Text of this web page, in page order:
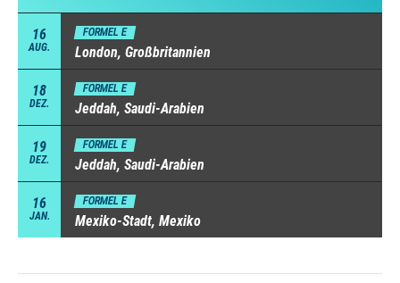
16
AUG.
FORMEL E
London, Großbritannien
18
DEZ.
FORMEL E
Jeddah, Saudi-Arabien
19
DEZ.
FORMEL E
Jeddah, Saudi-Arabien
16
JAN.
FORMEL E
Mexiko-Stadt, Mexiko